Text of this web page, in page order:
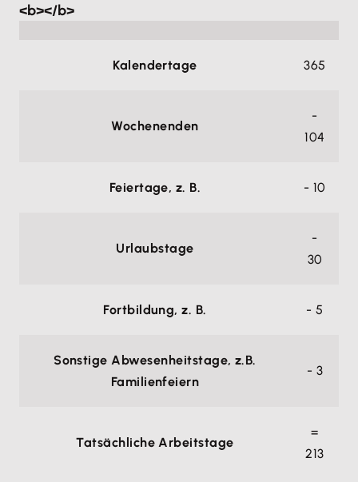
<b></b>
Kalendertage 365
Wochenenden
-
104
Feiertage, z. B. - 10
Urlaubstage
-
30
Fortbildung, z. B. - 5
Sonstige Abwesenheitstage, z.B.
Familienfeiern
- 3
Tatsächliche Arbeitstage
=
213